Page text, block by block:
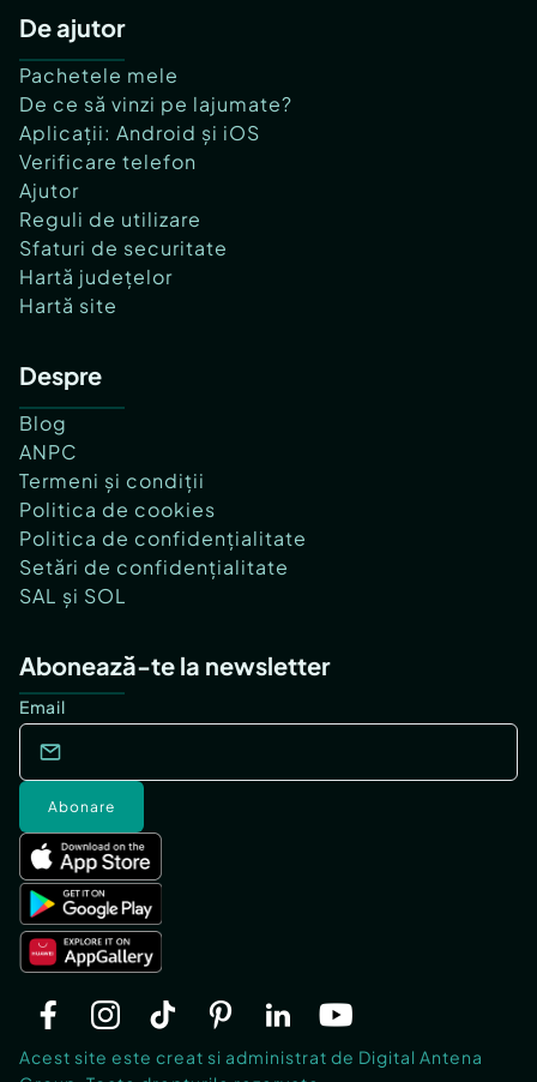
De ajutor
Pachetele mele
De ce să vinzi pe lajumate?
Aplicații: Android și iOS
Verificare telefon
Ajutor
Reguli de utilizare
Sfaturi de securitate
Hartă județelor
Hartă site
Despre
Blog
ANPC
Termeni și condiții
Politica de cookies
Politica de confidențialitate
Setări de confidențialitate
SAL și SOL
Abonează-te la newsletter
Email
Abonare
Acest site este creat si administrat de Digital Antena